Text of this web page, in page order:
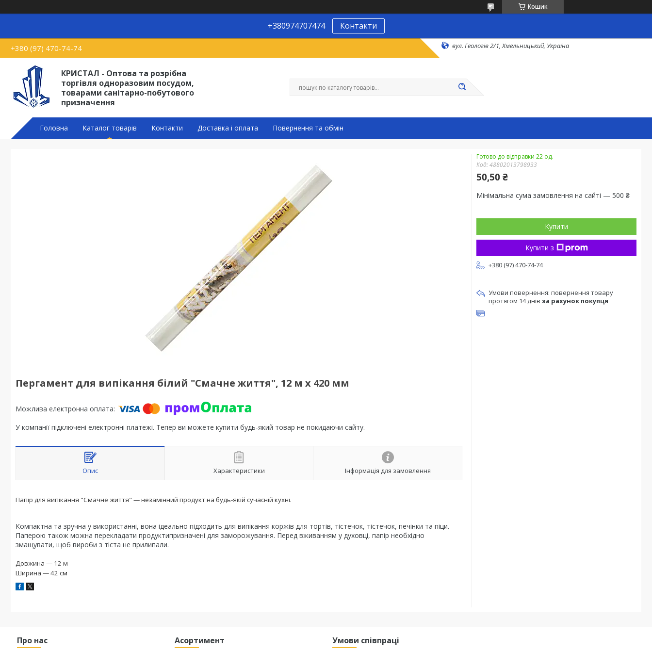
Кошик
+380974707474 Контакти
+380 (97) 470-74-74 вул. Геологів 2/1, Хмельницький, Україна
КРИСТАЛ - Оптова та розрібна
торгівля одноразовим посудом,
товарами санітарно-побутового
призначення
Головна Каталог товарів Контакти Доставка і оплата Повернення та обмін
Пергамент для випікання білий "Смачне життя", 12 м х 420 мм
У компанії підключені електронні платежі. Тепер ви можете купити будь-який товар не покидаючи сайту.
Опис Характеристики Інформація для замовлення
Папір для випікання "Смачне життя" — незамінний продукт на будь-якій сучасній кухні.
Компактна та зручна у використанні, вона ідеально підходить для випікання коржів для тортів, тістечок, тістечок, печінки та піци.
Паперою також можна перекладати продуктипризначені для заморожування. Перед вживанням у духовці, папір необхідно
змащувати, щоб вироби з тіста не прилипали.
Довжина — 12 м
Ширина — 42 см
Готово до відправки 22 од.
Код:48802013798933
50,50 ₴
Мінімальна сума замовлення на сайті — 500 ₴
Купити
Купити з
+380 (97) 470-74-74
повернення товару
протягом 14 днів за рахунок покупця
Про нас Асортимент Умови співпраці